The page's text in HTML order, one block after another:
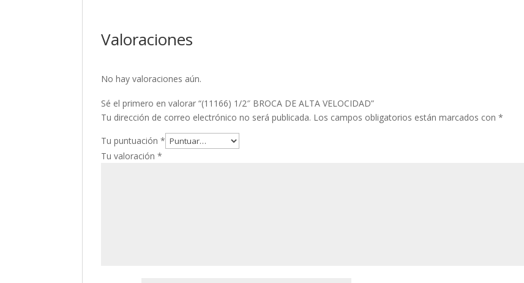
Valoraciones
No hay valoraciones aún.
Sé el primero en valorar “(11166) 1/2″ BROCA DE ALTA VELOCIDAD”
Tu dirección de correo electrónico no será publicada. Los campos obligatorios están marcados con*
Tu puntuación*
Tu valoración*